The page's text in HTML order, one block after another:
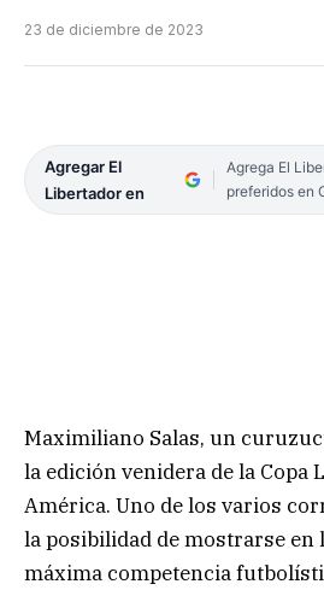
23 de diciembre de 2023
Agregar El
Libertador en
Agrega El
preferidos en
Maximiliano Salas, un
la edición venidera de la Copa
América. Uno de los varios
la posibilidad de mostrarse en
máxima competencia